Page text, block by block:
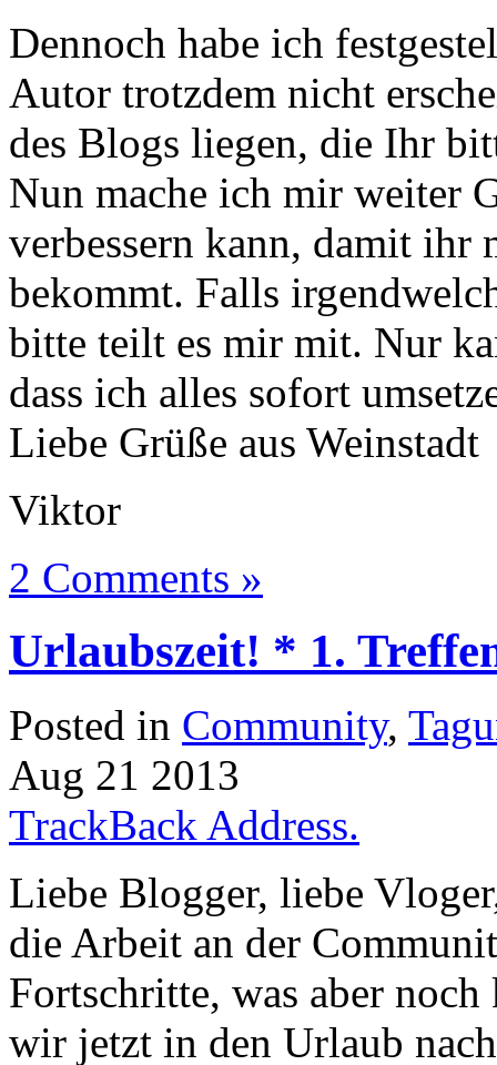
Dennoch habe ich
Autor trotzdem nicht
des Blogs liegen, die Ihr
Nun mache ich mir weiter
verbessern kann, damit ihr
bekommt. Falls
bitte teilt es mir mit. Nur
dass ich alles sofort
Liebe Grüße aus Weinstadt
Viktor
2 Comments »
Urlaubszeit! * 1.
Posted in Community,
Aug 21 2013
TrackBack Address.
Liebe Blogger, liebe
die Arbeit an der
Fortschritte, was aber
wir jetzt in den Urlaub